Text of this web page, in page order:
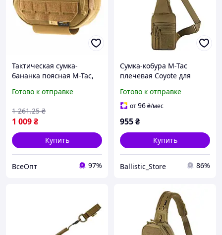
Тактическая сумка-
бананка поясная M-Tac,
напашник из кордура
5
Готово к отправке
1 009₴
1 261.25 ₴
Купить
ВсеОпт 97%
Сумка-кобура M-Tac
плечевая Coyote для
пистолета тактическая
универсальная с
Готово к отправке
от96₴/мес
955₴
Купить
Ballistic_Store 86%